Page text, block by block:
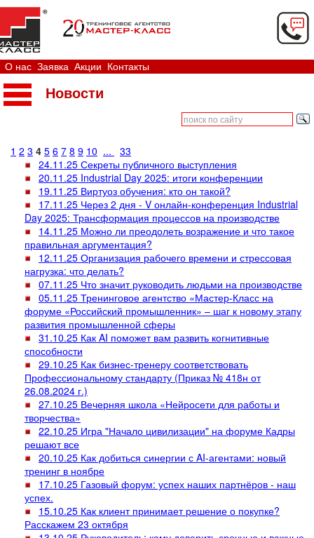
О нас Заявка Акции Контакты
Новости
1 2 3 4 5 6 7 8 9 10 ...
33
24.11.25 Секреты публичного выступления
20.11.25 Industrial Day 2025: итоги конференции
19.11.25 Виртуоз обучения: кто он такой?
17.11.25 Через 2 дня - V онлайн-конференция Industrial
Day 2025: Трансформация процессов на производстве
14.11.25 Можно ли преодолеть возражение и что такое
правильная аргументация?
12.11.25 Организация рабочего времени и стрессовая
нагрузка: что делать?
07.11.25 Что значит руководить людьми на производстве
05.11.25 Тренинговое агентство «Мастер-Класс на
форуме «Российский промышленник» – шаг к новому этапу
развития промышленной сферы
31.10.25 Как AI поможет вам развить когнитивные
способности
29.10.25 Как бизнес-тренеру соответствовать
Профессиональному стандарту (Приказ № 418н от
26.08.2024 г.)
27.10.25 Вечерняя школа «Нейросети для работы и
творчества»
22.10.25 Игра "Начало цивилизации" на форуме Кадры
решают все
20.10.25 Как добиться синергии с AI-агентами: новый
тренинг в ноябре
17.10.25 Газовый форум: успех наших партнёров - наш
успех.
15.10.25 Как клиент принимает решение о покупке?
Расскажем 23 октября